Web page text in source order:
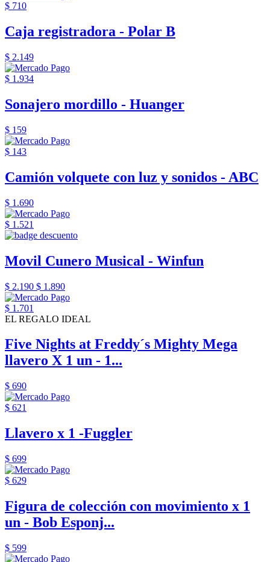
$ 710
Caja registradora - Polar B
$ 2.149
$ 1.934
Sonajero mordillo - Huanger
$ 159
$ 143
Camión volquete con luz y sonidos - ABC
$ 1.690
$ 1.521
Movil Cunero Musical - Winfun
$ 2.190 $ 1.890
$ 1.701
EL REGALO IDEAL
Five Nights at Freddy´s Mighty Mega
llavero X 1 un - 1...
$ 690
$ 621
Llavero x 1 -Fuggler
$ 699
$ 629
Figura de colección con movimiento x 1
un - Bob Esponj...
$ 599